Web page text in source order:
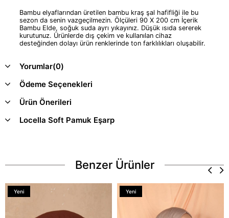
Bambu elyaflarından üretilen bambu kraş şal hafifliği ile bu
sezon da senin vazgeçilmezin. Ölçüleri 90 X 200 cm İçerik
Bambu Elde, soğuk suda ayrı yıkayınız. Düşük ısıda sererek
kurutunuz. Ürünlerde dış çekim ve kullanılan cihaz
desteğinden dolayı ürün renklerinde ton farklılıkları oluşabilir.
Yorumlar(0)
Ödeme Seçenekleri
Ürün Önerileri
Locella Soft Pamuk Eşarp
Benzer Ürünler
Yeni
Yeni